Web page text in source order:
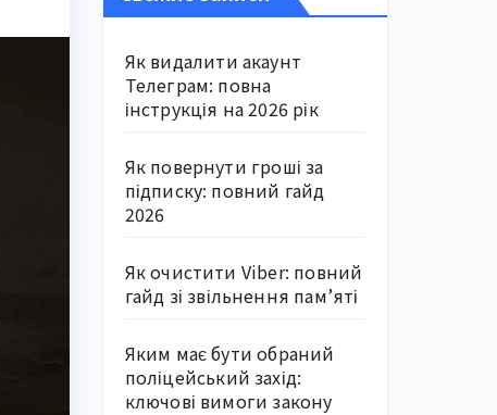
Як видалити акаунт
Телеграм: повна
інструкція на 2026 рік
Як повернути гроші за
підписку: повний гайд
2026
Як очистити Viber: повний
гайд зі звільнення пам’яті
Яким має бути обраний
поліцейський захід:
ключові вимоги закону